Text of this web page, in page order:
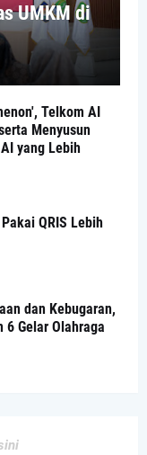
UMKM di
Telkom AI
Menyusun
yang Lebih
QRIS Lebih
dan Kebugaran,
6 Gelar Olahraga